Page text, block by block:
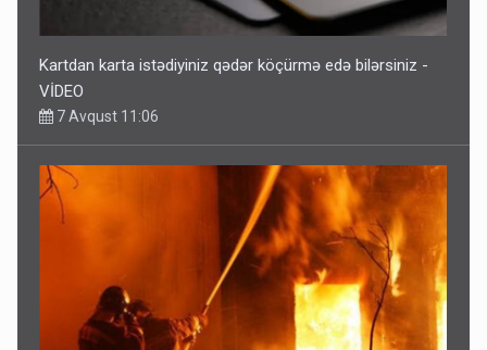
Kartdan karta istədiyiniz qədər köçürmə edə bilərsiniz -
VİDEO
7 Avqust 11:06